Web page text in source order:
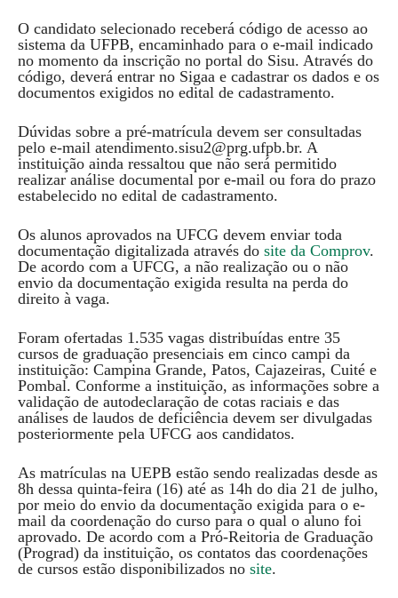
O candidato selecionado receberá código de acesso ao
sistema da UFPB, encaminhado para o e-mail indicado
no momento da inscrição no portal do Sisu. Através do
código, deverá entrar no Sigaa e cadastrar os dados e os
documentos exigidos no edital de cadastramento.
Dúvidas sobre a pré-matrícula devem ser consultadas
pelo e-mail atendimento.sisu2@prg.ufpb.br. A
instituição ainda ressaltou que não será permitido
realizar análise documental por e-mail ou fora do prazo
estabelecido no edital de cadastramento.
Os alunos aprovados na UFCG devem enviar toda
documentação digitalizada através do site da Comprov.
De acordo com a UFCG, a não realização ou o não
envio da documentação exigida resulta na perda do
direito à vaga.
Foram ofertadas 1.535 vagas distribuídas entre 35
cursos de graduação presenciais em cinco campi da
instituição: Campina Grande, Patos, Cajazeiras, Cuité e
Pombal. Conforme a instituição, as informações sobre a
validação de autodeclaração de cotas raciais e das
análises de laudos de deficiência devem ser divulgadas
posteriormente pela UFCG aos candidatos.
As matrículas na UEPB estão sendo realizadas desde as
8h dessa quinta-feira (16) até as 14h do dia 21 de julho,
por meio do envio da documentação exigida para o e-
mail da coordenação do curso para o qual o aluno foi
aprovado. De acordo com a Pró-Reitoria de Graduação
(Prograd) da instituição, os contatos das coordenações
de cursos estão disponibilizados no site.